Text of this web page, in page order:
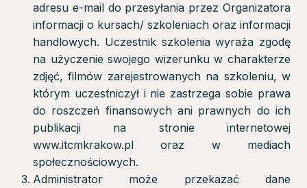
adresu e-mail do przesyłania przez Organizatora
informacji o kursach/ szkoleniach oraz informacji
handlowych. Uczestnik szkolenia wyraża zgodę
na użyczenie swojego wizerunku w charakterze
zdjęć, filmów zarejestrowanych na szkoleniu, w
którym uczestniczył i nie zastrzega sobie prawa
do roszczeń finansowych ani prawnych do ich
publikacji na stronie internetowej
www.itcmkrakow.pl oraz w mediach
społecznościowych.
Administrator może przekazać dane